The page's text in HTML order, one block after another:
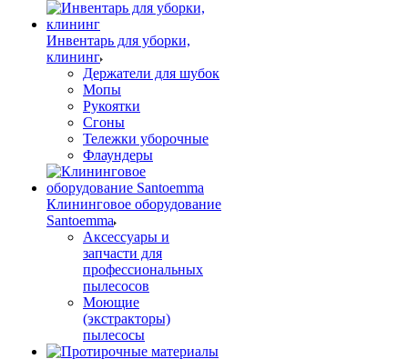
Инвентарь для уборки,
клининг
Держатели для шубок
Мопы
Рукоятки
Сгоны
Тележки уборочные
Флаундеры
Клининговое оборудование
Santoemma
Аксессуары и
запчасти для
профессиональных
пылесосов
Моющие
(экстракторы)
пылесосы